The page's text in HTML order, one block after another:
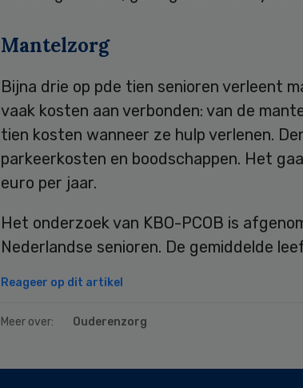
Mantelzorg
Bijna drie op pde tien senioren verleent
vaak kosten aan verbonden: van de
tien kosten wanneer ze hulp verlenen.
parkeerkosten en boodschappen. Het
euro per jaar.
Het onderzoek van KBO-PCOB is
Nederlandse senioren. De gemiddelde
Reageer op dit artikel
Meer over: Ouderenzorg